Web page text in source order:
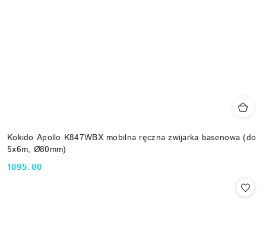
Kokido Apollo K847WBX mobilna ręczna zwijarka basenowa (do
5x6m, Ø80mm)
Cena:
1095.00